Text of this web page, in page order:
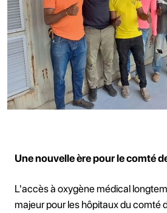
Une nouvelle ère pour le comté
L'accès à oxygène médical
majeur pour les hôpitaux du comté